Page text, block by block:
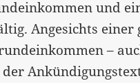
und
Angesichts einer
–